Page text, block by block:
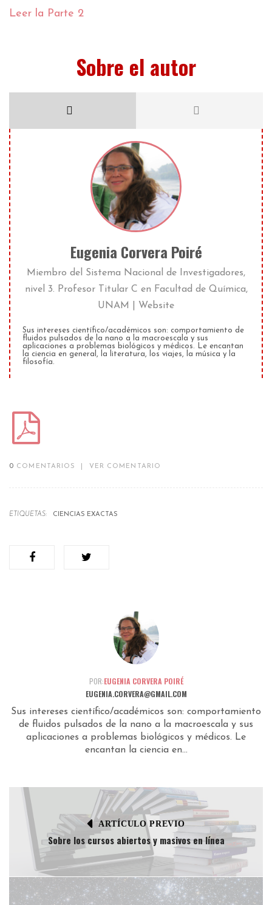
Leer la Parte 2
Sobre el autor
Eugenia Corvera Poiré
Miembro del Sistema Nacional de Investigadores,
nivel 3. Profesor Titular C en Facultad de Química,
UNAM
Website
Sus intereses científico/académicos son: comportamiento de
fluidos pulsados de la nano a la macroescala y sus
aplicaciones a problemas biológicos y médicos. Le encantan
la ciencia en general, la literatura, los viajes, la música y la
filosofía.
0 COMENTARIOS VER COMENTARIO
ETIQUETAS: CIENCIAS EXACTAS
POR:EUGENIA CORVERA POIRÉ
EUGENIA.CORVERA@GMAIL.COM
Sus intereses científico/académicos son: comportamiento
de fluidos pulsados de la nano a la macroescala y sus
aplicaciones a problemas biológicos y médicos. Le
encantan la ciencia en...
ARTÍCULO PREVIO
Sobre los cursos abiertos y masivos en línea